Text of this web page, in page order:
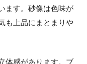
ます。砂像は色味が
も上品にまとまりや
体感があります。ブ